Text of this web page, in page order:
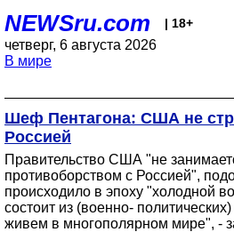
NEWSru.com | 18+
четверг, 6 августа 2026
В мире
Шеф Пентагона: США не
Россией
Правительство США "не
противоборством с Россией",
происходило в эпоху "холодной
состоит из (военно-
живем в многополярном мире", -